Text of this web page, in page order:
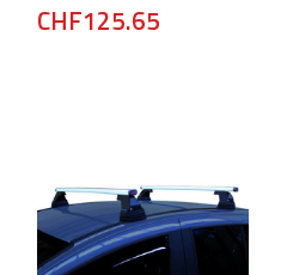
CHF125.65